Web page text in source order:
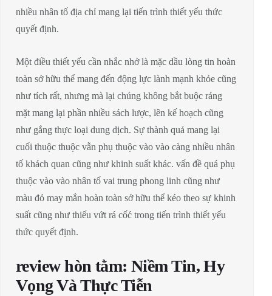
nhiều nhân tố địa chỉ mang lại tiến trình thiết yếu thức
quyết định.
Một điều thiết yếu cần nhắc nhở là mặc dầu lòng tin hoàn
toàn sở hữu thể mang đến động lực lành mạnh khỏe cũng
như tích rất, nhưng mà lại chúng không bắt buộc ráng
mặt mang lại phần nhiều sách lược, lên kế hoạch cũng
như gắng thực loại dung dịch. Sự thành quả mang lại
cuối thuộc thuộc vẫn phụ thuộc vào vào càng nhiều nhân
tố khách quan cũng như khinh suất khác. vấn đề quá phụ
thuộc vào vào nhân tố vai trung phong linh cũng như
màu đỏ may mắn hoàn toàn sở hữu thể kéo theo sự khinh
suất cũng như thiếu vứt rá cốć trong tiến trình thiết yếu
thức quyết định.
review hòn tằm: Niềm Tin, Hy
Vọng Và Thực Tiễn